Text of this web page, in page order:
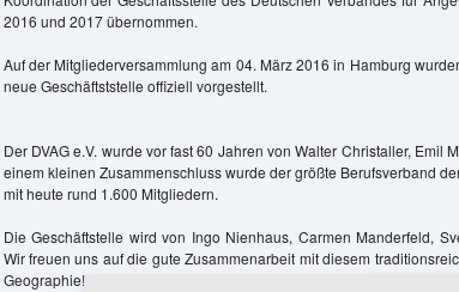
2016 und 2017 übernommen.
Auf der Mitgliederversammlung am 04. März 2016 in Hamburg
neue Geschäftststelle offiziell vorgestellt.
Der DVAG e.V. wurde vor fast 60 Jahren von Walter Christaller, Emil
einem kleinen Zusammenschluss wurde der größte Berufsverband
mit heute rund 1.600 Mitgliedern.
Die Geschäftstelle wird von Ingo Nienhaus, Carmen Manderfeld,
Wir freuen uns auf die gute Zusammenarbeit mit diesem
Geographie!